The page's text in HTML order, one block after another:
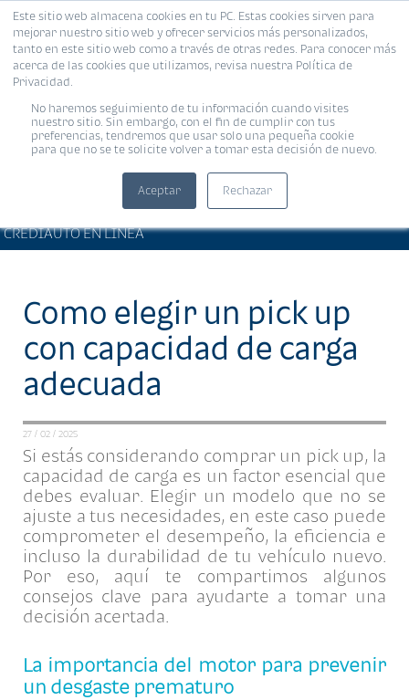
Este sitio web almacena cookies en tu PC. Estas cookies sirven para
mejorar nuestro sitio web y ofrecer servicios más personalizados,
tanto en este sitio web como a través de otras redes. Para conocer más
acerca de las cookies que utilizamos, revisa nuestra Política de
Privacidad.
No haremos seguimiento de tu información cuando visites
nuestro sitio. Sin embargo, con el fin de cumplir con tus
preferencias, tendremos que usar solo una pequeña cookie
para que no se te solicite volver a tomar esta decisión de nuevo.
Aceptar Rechazar
MENÚ
CREDIAUTO EN LÍNEA
Como elegir un pick up
con capacidad de carga
adecuada
27 / 02 / 2025
Si estás considerando comprar un pick up, la
capacidad de carga es un factor esencial que
debes evaluar. Elegir un modelo que no se
ajuste a tus necesidades, en este caso puede
comprometer el desempeño, la eficiencia e
incluso la durabilidad de tu vehículo nuevo.
Por eso, aquí te compartimos algunos
consejos clave para ayudarte a tomar una
decisión acertada.
La importancia del motor para prevenir
un desgaste prematuro